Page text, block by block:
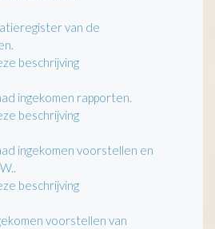
van de
beschrijving
ingekomen rapporten.
beschrijving
ingekomen voorstellen en
beschrijving
voorstellen van